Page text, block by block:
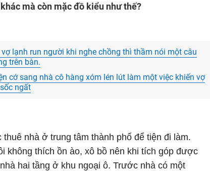
mà còn mặc đồ kiểu như thế?
lạnh run người khi nghe chồng thì thầm nói một câu
trên bàn.
cớ sang nhà cô hàng xóm lén lút làm một việc khiến vợ
ngất
nhà ở trung tâm thành phố để tiện đi làm.
không thích ồn ào, xô bồ nên khi tích góp được
hai tầng ở khu ngoại ô. Trước nhà có một